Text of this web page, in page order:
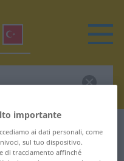
Epidemie
Turco per
importante
ai dati personali, come
sul tuo dispositivo.
di tracciamento affinché